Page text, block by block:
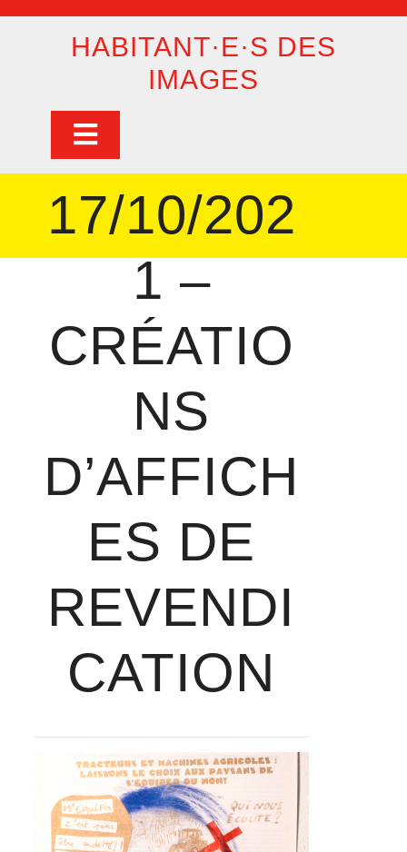
HABITANT·E·S DES
IMAGES
Open
Button
17/10/202
1 –
CRÉATIO
NS
D’AFFICH
ES DE
REVENDI
CATION